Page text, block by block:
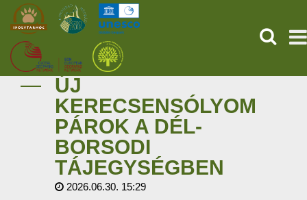
KEZDŐOLDAL
ŐSVILÁGI POMPEJI
SZOLGÁLTATÁSOK
ÚJ
KERECSENSÓLYOM
PÁROK A DÉL-
BORSODI
TÁJEGYSÉGBEN
2026.06.30. 15:29